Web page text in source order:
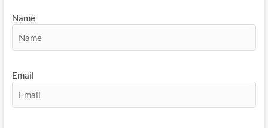
Name
Email